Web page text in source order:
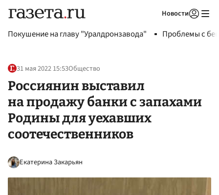
Новости
Покушение на главу "Уралдронзавода" Проблемы с
31 мая 2022 15:53Общество
Россиянин выставил
на продажу банки с запахами
Родины для уехавших
соотечественников
Екатерина Закарьян